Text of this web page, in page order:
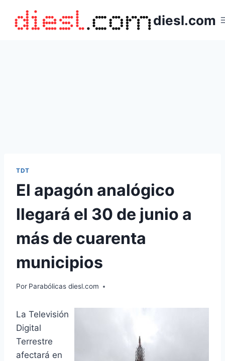
contenido
diesl.com
TDT
El apagón analógico
llegará el 30 de junio a
más de cuarenta
municipios
Por Parabólicas diesl.com
La Televisión
Digital
Terrestre
afectará en